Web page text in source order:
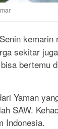
Senin kemarin
sekitar
bertemu
Yaman
SAW.
Indonesia.